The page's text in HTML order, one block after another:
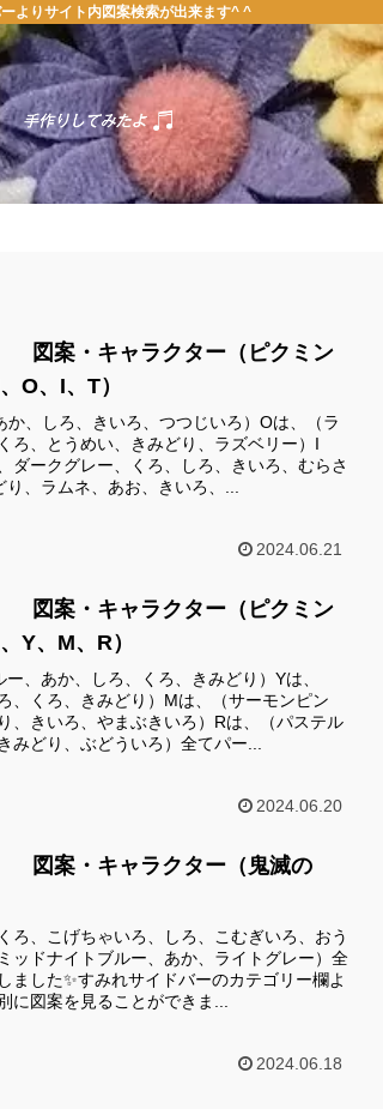
よりサイト内図案検索が出来ます^ ^
案・キャラクター（ピクミン
O、I、T）
か、しろ、きいろ、つつじいろ）Oは、（ラ
ろ、とうめい、きみどり、ラズベリー）I
ダークグレー、くろ、しろ、きいろ、むらさ
、ラムネ、あお、きいろ、...
2024.06.21
案・キャラクター（ピクミン
Y、M、R）
、あか、しろ、くろ、きみどり）Yは、
、くろ、きみどり）Mは、（サーモンピン
、きいろ、やまぶきいろ）Rは、（パステル
みどり、ぶどういろ）全てパー...
2024.06.20
案・キャラクター（鬼滅の
ろ、こげちゃいろ、しろ、こむぎいろ、おう
ッドナイトブルー、あか、ライトグレー）全
ました✨すみれサイドバーのカテゴリー欄よ
に図案を見ることができま...
2024.06.18